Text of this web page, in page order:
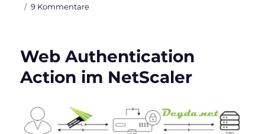
9 Kommentarezu
Citrix
Microsoft
MFA
Web Authentication
Action im NetScaler